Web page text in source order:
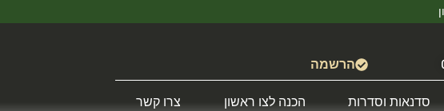
הרשמה
סדנאות וסדרות הכנה לצו ראשון צרו קשר